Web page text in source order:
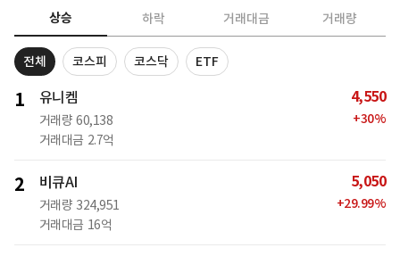
상승 하락 거래대금 거래량
전체 코스피 코스닥 ETF
1 유니켐
거래량 60,138
거래대금 2.7억
4,550
+30%
2 비큐AI
거래량 324,951
거래대금 16억
5,050
+29.99%